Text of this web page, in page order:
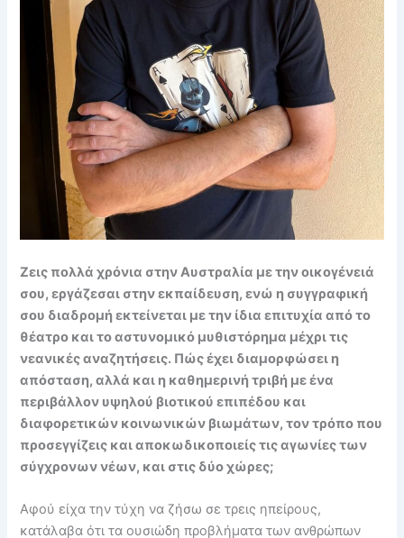
Ζεις πολλά χρόνια στην Αυστραλία με την οικογένειά
σου, εργάζεσαι στην εκπαίδευση, ενώ η συγγραφική
σου διαδρομή εκτείνεται με την ίδια επιτυχία από το
θέατρο και το αστυνομικό μυθιστόρημα μέχρι τις
νεανικές αναζητήσεις. Πώς έχει διαμορφώσει η
απόσταση, αλλά και η καθημερινή τριβή με ένα
περιβάλλον υψηλού βιοτικού επιπέδου και
διαφορετικών κοινωνικών βιωμάτων, τον τρόπο που
προσεγγίζεις και αποκωδικοποιείς τις αγωνίες των
σύγχρονων νέων, και στις δύο χώρες;
Αφού είχα την τύχη να ζήσω σε τρεις ηπείρους,
κατάλαβα ότι τα ουσιώδη προβλήματα των ανθρώπων